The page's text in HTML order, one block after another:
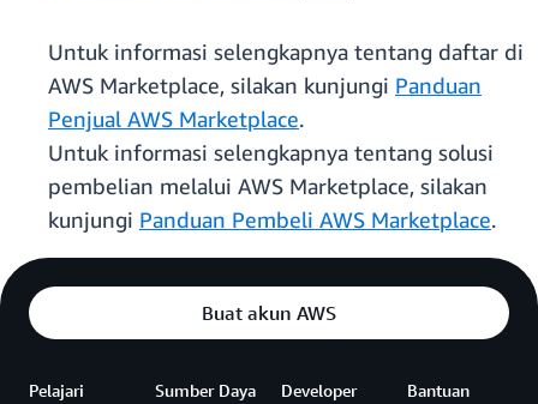
Untuk informasi selengkapnya tentang daftar di
AWS Marketplace, silakan kunjungi Panduan
Penjual AWS Marketplace.
Untuk informasi selengkapnya tentang solusi
pembelian melalui AWS Marketplace, silakan
kunjungi Panduan Pembeli AWS Marketplace.
Buat akun AWS
Pelajari Sumber Daya Developer Bantuan